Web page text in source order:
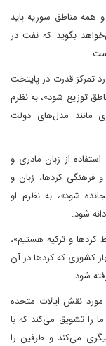
و همه مناطق سوریه باید
بگوید که نفت در
تمرکز قدرت در پایتخت
توزیع شود»، به نظرم
مانند مدل‌های دولت
از زبان مادری و
کردها، زبان و
شود»، به نظرم او
شود.
کردها و ترکیه هستیم»،
کشوری که کردها در آن
شود.
نقش ایالات متحده
را تشویق می‌کند که با
می‌کند و طرفین را